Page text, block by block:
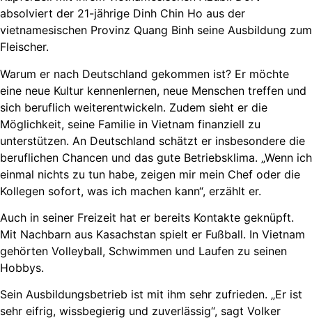
absolviert der 21-jährige Dinh Chin Ho aus der
vietnamesischen Provinz Quang Binh seine Ausbildung zum
Fleischer.
Warum er nach Deutschland gekommen ist? Er möchte
eine neue Kultur kennenlernen, neue Menschen treffen und
sich beruflich weiterentwickeln. Zudem sieht er die
Möglichkeit, seine Familie in Vietnam finanziell zu
unterstützen. An Deutschland schätzt er insbesondere die
beruflichen Chancen und das gute Betriebsklima. „Wenn ich
einmal nichts zu tun habe, zeigen mir mein Chef oder die
Kollegen sofort, was ich machen kann“, erzählt er.
Auch in seiner Freizeit hat er bereits Kontakte geknüpft.
Mit Nachbarn aus Kasachstan spielt er Fußball. In Vietnam
gehörten Volleyball, Schwimmen und Laufen zu seinen
Hobbys.
Sein Ausbildungsbetrieb ist mit ihm sehr zufrieden. „Er ist
sehr eifrig, wissbegierig und zuverlässig“, sagt Volker